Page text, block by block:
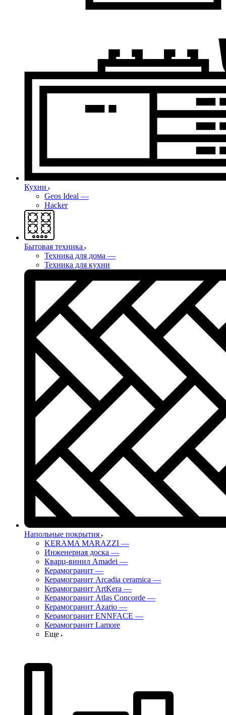
Кухни
Geos Ideal —
Hacker
Бытовая техника
Техника для дома —
Техника для кухни
Напольные покрытия
KERAMA MARAZZI —
Инженерная доска —
Кварц-винил Amadei —
Керамогранит —
Керамогранит Arcadia ceramica —
Керамогранит ArtKera —
Керамогранит Atlas Concorde —
Керамогранит Azario —
Керамогранит ENNFACE —
Керамогранит Lamore
Еще